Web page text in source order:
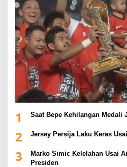
1 Saat Bepe Kehilangan Medali
2 Jersey Persija Laku Keras
3
Marko Simic Kelelahan Usai
Presiden